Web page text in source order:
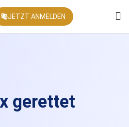
JETZT ANMELDEN
gerettet